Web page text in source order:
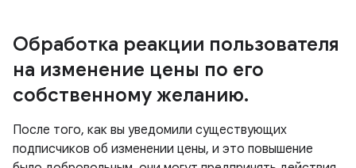
Обработка реакции пользователя
на изменение цены по его
собственному желанию.
После того, как вы уведомили существующих
подписчиков об изменении цены, и это повышение